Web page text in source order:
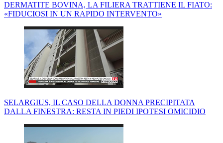
DERMATITE BOVINA, LA FILIERA TRATTIENE IL FIATO:
«FIDUCIOSI IN UN RAPIDO INTERVENTO»
SELARGIUS, IL CASO DELLA DONNA PRECIPITATA
DALLA FINESTRA: RESTA IN PIEDI IPOTESI OMICIDIO